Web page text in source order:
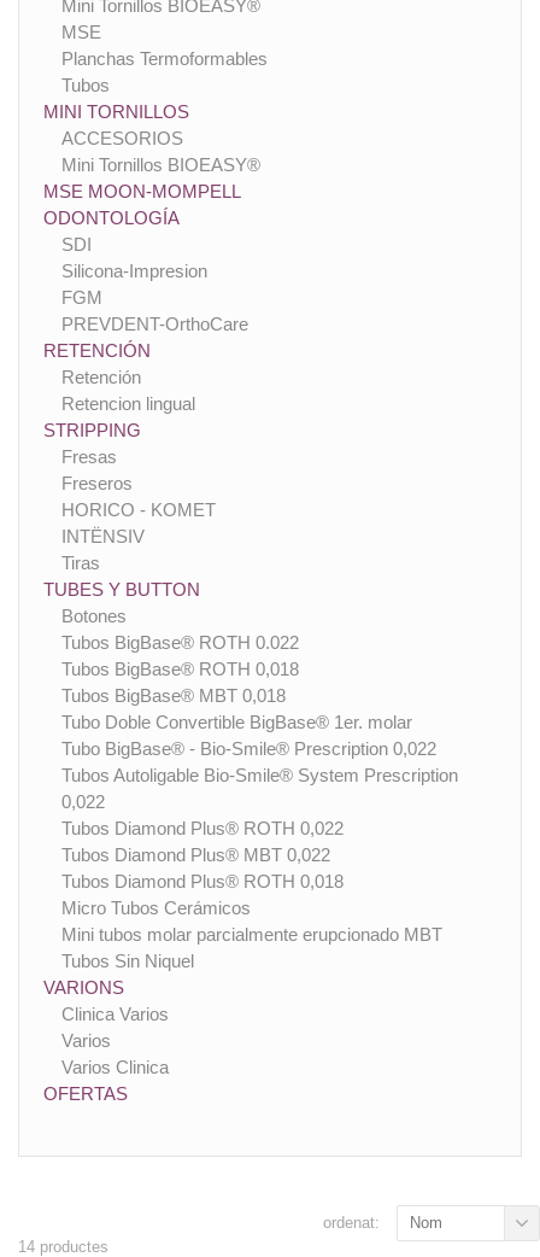
Mini Tornillos BIOEASY®
MSE
Planchas Termoformables
Tubos
MINI TORNILLOS
ACCESORIOS
Mini Tornillos BIOEASY®
MSE MOON-MOMPELL
ODONTOLOGÍA
SDI
Silicona-Impresion
FGM
PREVDENT-OrthoCare
RETENCIÓN
Retención
Retencion lingual
STRIPPING
Fresas
Freseros
HORICO - KOMET
INTËNSIV
Tiras
TUBES Y BUTTON
Botones
Tubos BigBase® ROTH 0.022
Tubos BigBase® ROTH 0,018
Tubos BigBase® MBT 0,018
Tubo Doble Convertible BigBase® 1er. molar
Tubo BigBase® - Bio-Smile® Prescription 0,022
Tubos Autoligable Bio-Smile® System Prescription
0,022
Tubos Diamond Plus® ROTH 0,022
Tubos Diamond Plus® MBT 0,022
Tubos Diamond Plus® ROTH 0,018
Micro Tubos Cerámicos
Mini tubos molar parcialmente erupcionado MBT
Tubos Sin Niquel
VARIONS
Clinica Varios
Varios
Varios Clinica
OFERTAS
14 productes
ordenat: Nom